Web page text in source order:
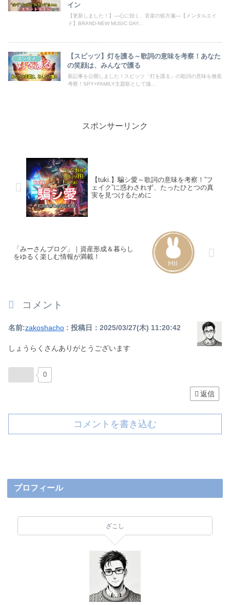
イン
【更新しました！】―心に効く、音楽の処方箋―【メンタルエイ
ド】BRAND-NEW MUSIC DAY...
エンタメ
【スピッツ】灯を護る～歌詞の意味を考察！あなた
の笑顔は、みんなで護る
新記事を公開しました！スピッツ「灯を護る」の歌詞の意味を徹底
考察！SPY×FAMILY主題歌として描...
スポンサーリンク
【tuki.】騙シ愛～歌詞の意味を考察！”フ
ェイク”に惑わされず、たったひとつの真
実を見つけるために
「みーさんブログ」｜資産形成＆暮らし
をゆるく楽しむ情報が満載！
コメント
名前:zakoshacho : 投稿日：2025/03/27(木) 11:20:42
しょうらくさんありがとうございます
0
返信
コメントを書き込む
プロフィール
ざこし